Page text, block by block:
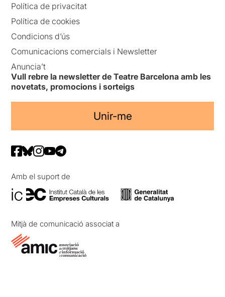
Política de privacitat
Política de cookies
Condicions d’ús
Comunicacions comercials i Newsletter
Anuncia’t
Vull rebre la newsletter de Teatre Barcelona amb les
novetats, promocions i sorteigs
Unir-me
Amb el suport de
Mitjà de comunicació associat a